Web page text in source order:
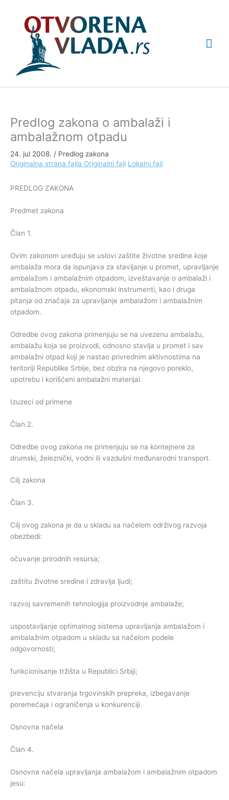
Predlog zakona o ambalaži i
ambalažnom otpadu
24. jul 2008. / Predlog zakona
Originalna strana fajla Originalni fajl Lokalni fajl
PREDLOG ZAKONA
Predmet zakona
Član 1.
Ovim zakonom uređuju se uslovi zaštite životne sredine koje
ambalaža mora da ispunjava za stavljanje u promet, upravljanje
ambalažom i ambalažnim otpadom, izveštavanje o ambalaži i
ambalažnom otpadu, ekonomski instrumenti, kao i druga
pitanja od značaja za upravljanje ambalažom i ambalažnim
otpadom.
Odredbe ovog zakona primenjuju se na uvezenu ambalažu,
ambalažu koja se proizvodi, odnosno stavlja u promet i sav
ambalažni otpad koji je nastao privrednim aktivnostima na
teritoriji Republike Srbije, bez obzira na njegovo poreklo,
upotrebu i korišćeni ambalažni materijal.
Izuzeci od primene
Član 2.
Odredbe ovog zakona ne primenjuju se na kontejnere za
drumski, železnički, vodni ili vazdušni međunarodni transport.
Cilj zakona
Član 3.
Cilj ovog zakona je da u skladu sa načelom održivog razvoja
obezbedi:
očuvanje prirodnih resursa;
zaštitu životne sredine i zdravlja ljudi;
razvoj savremenih tehnologija proizvodnje ambalaže;
uspostavljanje optimalnog sistema upravljanja ambalažom i
ambalažnim otpadom u skladu sa načelom podele
odgovornosti;
funkcionisanje tržišta u Republici Srbiji;
prevenciju stvaranja trgovinskih prepreka, izbegavanje
poremećaja i ograničenja u konkurenciji.
Osnovna načela
Član 4.
Osnovna načela upravljanja ambalažom i ambalažnim otpadom
jesu: